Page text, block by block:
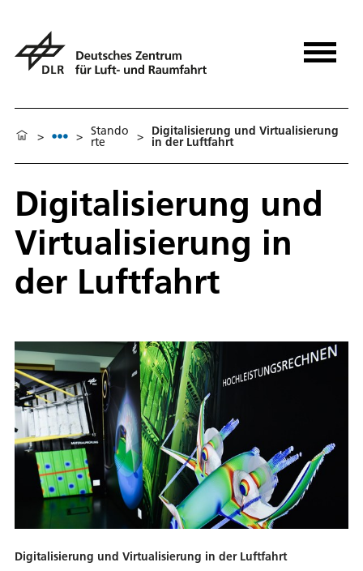
> > Stando
rte > Digitalisierung und Virtualisierung
in der Luftfahrt
Digitalisierung und
Virtualisierung in
der Luftfahrt
Digitalisierung und Virtualisierung in der Luftfahrt